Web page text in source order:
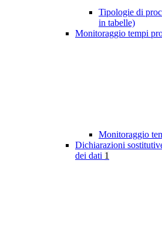
Tipologie di
in tabelle)
Monitoraggio tempi
Monitoraggio
Dichiarazioni
dei dati 1